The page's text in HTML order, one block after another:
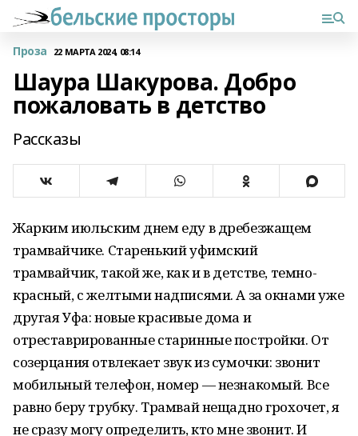
Проза 22 МАРТА 2024, 08:14
Шаура Шакурова. Добро
пожаловать в детство
Рассказы
Жарким июльским днем еду в дребезжащем
трамвайчике. Старенький уфимский
трамвайчик, такой же, как и в детстве, темно-
красный, с желтыми надписями. А за окнами уже
другая Уфа: новые красивые дома и
отреставрированные старинные постройки. От
созерцания отвлекает звук из сумочки: звонит
мобильный телефон, номер — незнакомый. Все
равно беру трубку. Трамвай нещадно грохочет, я
не сразу могу определить, кто мне звонит. И